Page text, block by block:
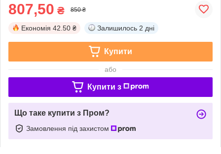
807,50 ₴ 850 ₴
Економія 42.50 ₴ Залишилось 2 дні
Купити
або
Купити з
Що таке купити з Пром?
Замовлення під захистом